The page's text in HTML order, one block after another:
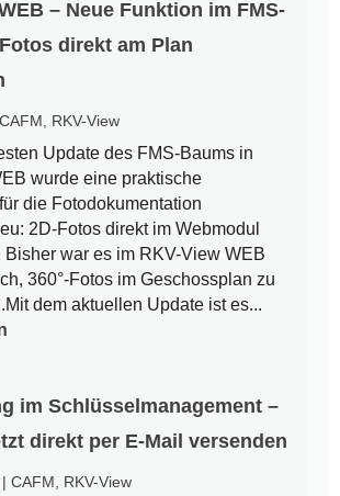
– Neue Funktion im FMS-
direkt am Plan
CAFM RKV-View
Update des FMS-Baums in
wurde eine praktische
die Fotodokumentation
2D-Fotos direkt im Webmodul
Bisher war es im RKV-View WEB
360°-Fotos im Geschossplan zu
dem aktuellen Update ist es...
im Schlüsselmanagement –
direkt per E-Mail versenden
|CAFM RKV-View